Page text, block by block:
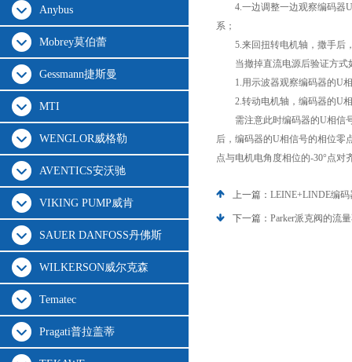
Anybus
Mobrey莫伯蕾
Gessmann捷斯曼
MTI
WENGLOR威格勒
AVENTICS安沃驰
VIKING PUMP威肯
SAUER DANFOSS丹佛斯
WILKERSON威尔克森
Tematec
Pragati普拉盖蒂
4.一边调整一边观察编码器U
系；
5.来回扭转电机轴，撒手后，
当撤掉直流电源后验证方式
1.用示波器观察编码器的U相
2.转动电机轴，编码器的U相
需注意此时编码器的U相信号
后，编码器的U相信号的相位零
点与电机电角度相位的-30°点对
上一篇： LEINE+LINDE编
下一篇： Parker派克阀的流